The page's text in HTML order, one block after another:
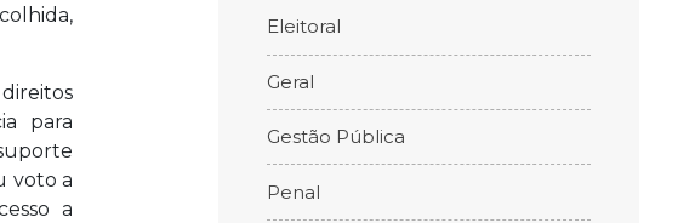
para
voto a
a
Eleitoral
Geral
Gestão Pública
Penal